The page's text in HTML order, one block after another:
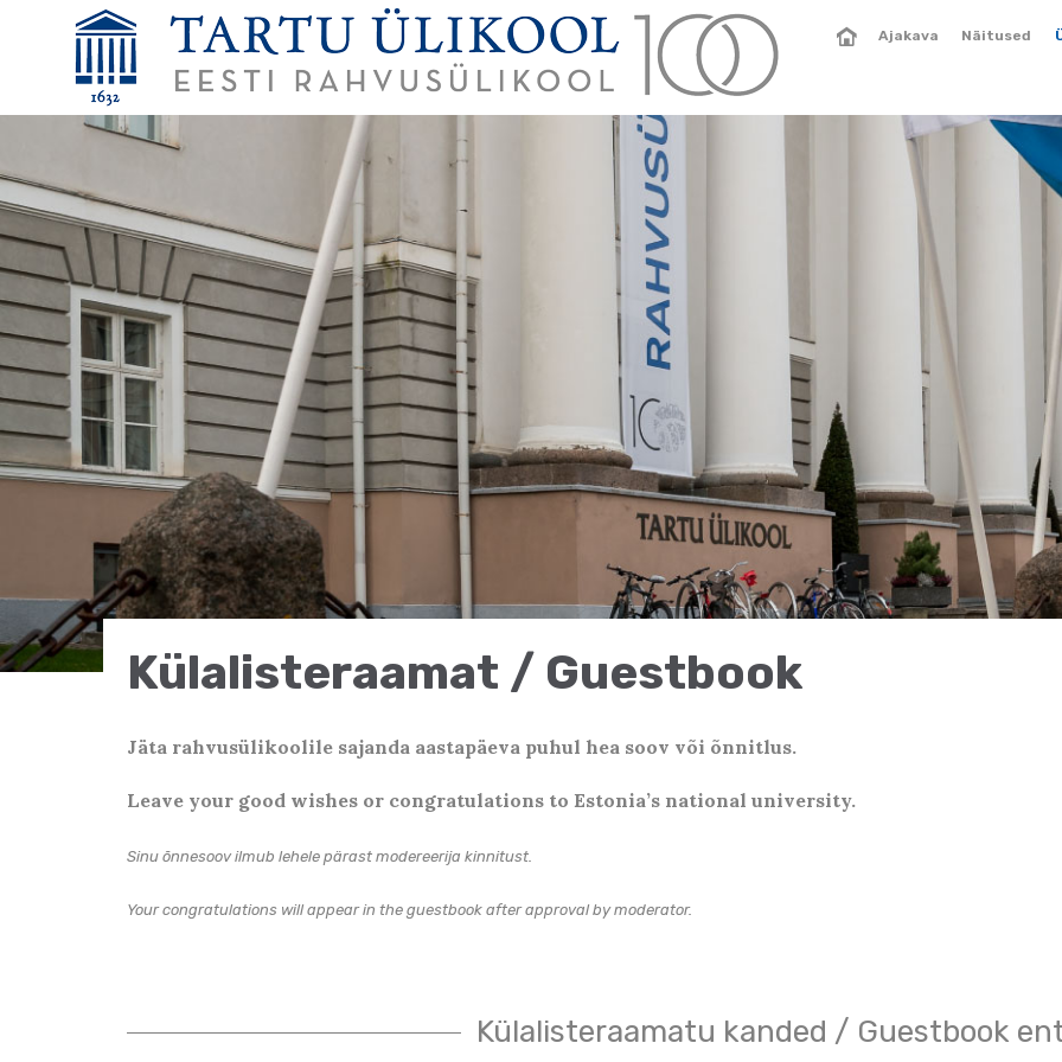
Ajakava Näitused
Külalisteraamat / Guestbook
Jäta rahvusülikoolile sajanda aastapäeva puhul hea soov või õnnitlus.
Leave your good wishes or congratulations to Estonia’s national university.
Sinu õnnesoov ilmub lehele pärast modereerija kinnitust.
Your congratulations will appear in the guestbook after approval by moderator.
Külalisteraamatu kanded / Guestbook